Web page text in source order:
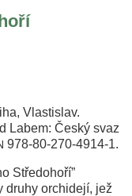
Vlastislav.
Labem: Český svaz
978-80-270-4914-1.
Středohoří”
druhy orchidejí, jež